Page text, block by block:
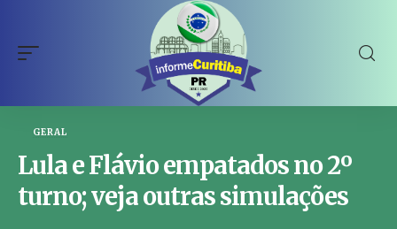
GERAL
Lula e Flávio empatados no 2º
turno; veja outras simulações